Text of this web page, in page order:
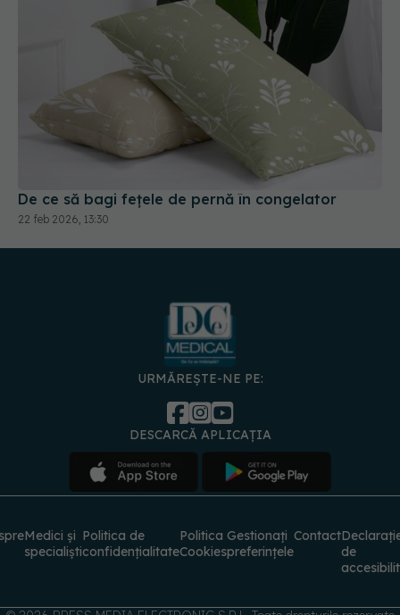
De ce să bagi fețele de pernă în congelator
22 feb 2026, 13:30
URMĂREȘTE-NE PE:
DESCARCĂ APLICAȚIA
specialiști
Politica de
confidențialitate
Cookies
Gestionați
preferințele
Contact
© 2026 PRESS MEDIA ELECTRONIC S.R.L. Toate drepturile rezervate